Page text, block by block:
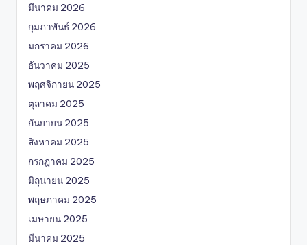
มีนาคม 2026
กุมภาพันธ์ 2026
มกราคม 2026
ธันวาคม 2025
พฤศจิกายน 2025
ตุลาคม 2025
กันยายน 2025
สิงหาคม 2025
กรกฎาคม 2025
มิถุนายน 2025
พฤษภาคม 2025
เมษายน 2025
มีนาคม 2025